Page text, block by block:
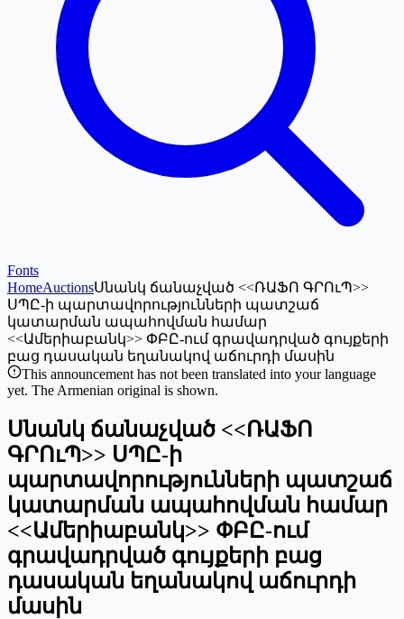
Fonts
HomeAuctionsՍնանկ ճանաչված <<ՌԱՖՈ ԳՐՈւՊ>>
ՍՊԸ-ի պարտավորությունների պատշաճ
կատարման ապահովման համար
<<Ամերիաբանկ>> ՓԲԸ-ում գրավադրված գույքերի
բաց դասական եղանակով աճուրդի մասին
This announcement has not been translated into your language
yet. The Armenian original is shown.
Սնանկ ճանաչված <<ՌԱՖՈ
ԳՐՈւՊ>> ՍՊԸ-ի
պարտավորությունների պատշաճ
կատարման ապահովման համար
<<Ամերիաբանկ>> ՓԲԸ-ում
գրավադրված գույքերի բաց
դասական եղանակով աճուրդի
մասին